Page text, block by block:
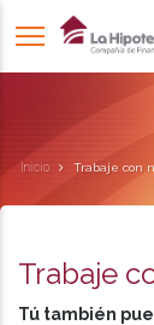
Inicio Trabaje con
Trabaje
Tú también